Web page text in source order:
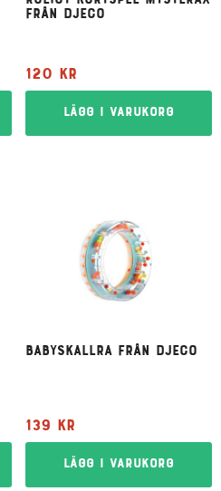
från Djeco
120 kr
Lägg i varukorg
Babyskallra från Djeco
139 kr
Lägg i varukorg